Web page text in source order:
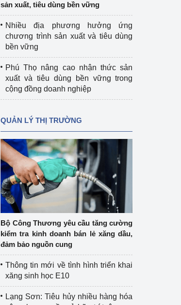
sản xuất, tiêu dùng bền vững
Nhiều địa phương hưởng ứng
chương trình sản xuất và tiêu dùng
bền vững
Phú Thọ nâng cao nhận thức sản
xuất và tiêu dùng bền vững trong
cộng đồng doanh nghiệp
QUẢN LÝ THỊ TRƯỜNG
Bộ Công Thương yêu cầu tăng cường
kiểm tra kinh doanh bán lẻ xăng dầu,
đảm bảo nguồn cung
Thông tin mới về tình hình triển khai
xăng sinh học E10
Lạng Sơn: Tiêu hủy nhiều hàng hóa